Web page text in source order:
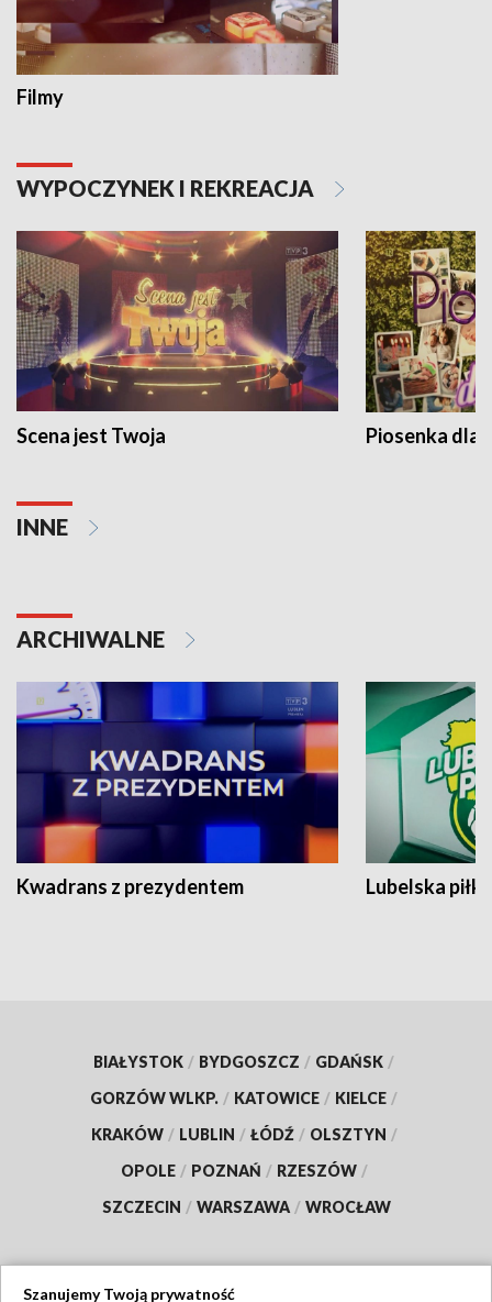
Filmy
WYPOCZYNEK I REKREACJA
Scena jest Twoja Piosenka dla
INNE
ARCHIWALNE
Kwadrans z prezydentem Lubelska piłka
BIAŁYSTOK / BYDGOSZCZ / GDAŃSK /
GORZÓW WLKP. / KATOWICE / KIELCE /
KRAKÓW / LUBLIN / ŁÓDŹ / OLSZTYN /
OPOLE / POZNAŃ / RZESZÓW /
SZCZECIN / WARSZAWA / WROCŁAW
Szanujemy Twoją prywatność